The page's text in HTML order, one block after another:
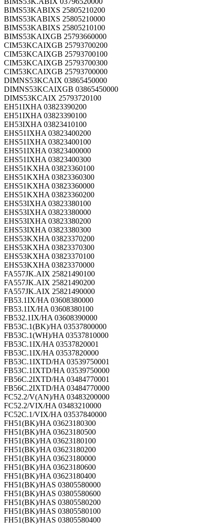
BIMS53KABIXS 25805210200
BIMS53KABIXS 25805210000
BIMS53KABIXS 25805210100
BIMS53KAIXGB 25793660000
CIM53KCAIXGB 25793700200
CIM53KCAIXGB 25793700100
CIM53KCAIXGB 25793700300
CIM53KCAIXGB 25793700000
DIMNS53KCAIX 03865450000
DIMNS53KCAIXGB 03865450000
DIMS53KCAIX 25793720100
EH51IXHA 03823390200
EH51IXHA 03823390100
EH53IXHA 03823410100
EHS51IXHA 03823400200
EHS51IXHA 03823400100
EHS51IXHA 03823400000
EHS51IXHA 03823400300
EHS51KXHA 03823360100
EHS51KXHA 03823360300
EHS51KXHA 03823360000
EHS51KXHA 03823360200
EHS53IXHA 03823380100
EHS53IXHA 03823380000
EHS53IXHA 03823380200
EHS53IXHA 03823380300
EHS53KXHA 03823370200
EHS53KXHA 03823370300
EHS53KXHA 03823370100
EHS53KXHA 03823370000
FA557JK.AIX 25821490100
FA557JK.AIX 25821490200
FA557JK.AIX 25821490000
FB53.1IX/HA 03608380000
FB53.1IX/HA 03608380100
FB532.1IX/HA 03608390000
FB53C.1(BK)/HA 03537800000
FB53C.1(WH)/HA 03537810000
FB53C.1IX/HA 03537820001
FB53C.1IX/HA 03537820000
FB53C.1IXTD/HA 03539750001
FB53C.1IXTD/HA 03539750000
FB56C.2IXTD/HA 03484770001
FB56C.2IXTD/HA 03484770000
FC52.2/V(AN)/HA 03483200000
FC52.2/VIX/HA 03483210000
FC52C.1/VIX/HA 03537840000
FH51(BK)/HA 03623180300
FH51(BK)/HA 03623180500
FH51(BK)/HA 03623180100
FH51(BK)/HA 03623180200
FH51(BK)/HA 03623180000
FH51(BK)/HA 03623180600
FH51(BK)/HA 03623180400
FH51(BK)/HAS 03805580000
FH51(BK)/HAS 03805580600
FH51(BK)/HAS 03805580200
FH51(BK)/HAS 03805580100
FH51(BK)/HAS 03805580400